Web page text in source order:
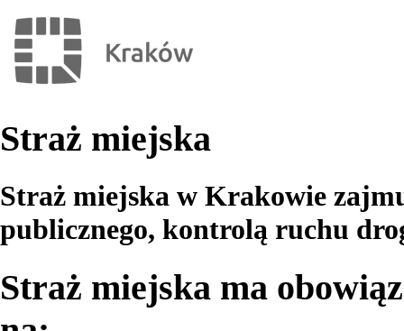
Straż miejska
Straż miejska w Krakowie
publicznego, kontrolą ruchu
Straż miejska ma